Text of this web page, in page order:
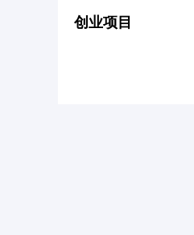
创业项目